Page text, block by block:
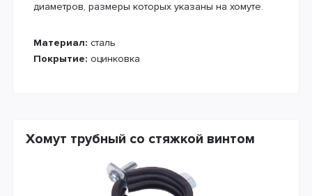
диаметров, размеры которых указаны на хомуте.
Материал:сталь
Покрытие:оцинковка
Хомут трубный со стяжкой винтом